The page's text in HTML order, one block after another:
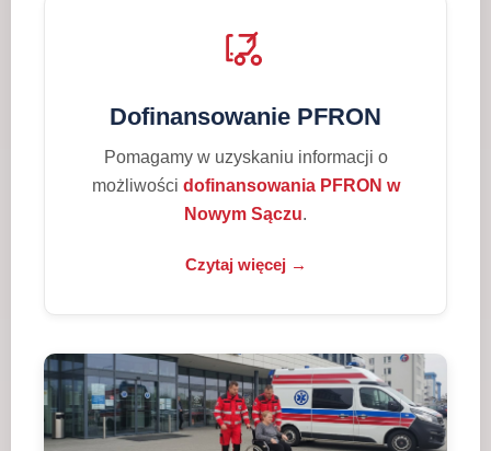
Dofinansowanie PFRON
Pomagamy w uzyskaniu informacji o
możliwości dofinansowania PFRON w
Nowym Sączu.
Czytaj więcej →